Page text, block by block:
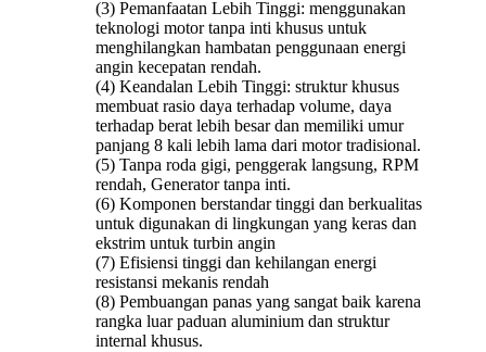
(3) Pemanfaatan Lebih Tinggi: menggunakan
teknologi motor tanpa inti khusus untuk
menghilangkan hambatan penggunaan energi
angin kecepatan rendah.
(4) Keandalan Lebih Tinggi: struktur khusus
membuat rasio daya terhadap volume, daya
terhadap berat lebih besar dan memiliki umur
panjang 8 kali lebih lama dari motor tradisional.
(5) Tanpa roda gigi, penggerak langsung, RPM
rendah, Generator tanpa inti.
(6) Komponen berstandar tinggi dan berkualitas
untuk digunakan di lingkungan yang keras dan
ekstrim untuk turbin angin
(7) Efisiensi tinggi dan kehilangan energi
resistansi mekanis rendah
(8) Pembuangan panas yang sangat baik karena
rangka luar paduan aluminium dan struktur
internal khusus.